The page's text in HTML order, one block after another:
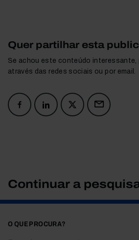
Quer partilhar esta
Se achou este conteúdo interessante,
através das redes sociais ou por email.
Continuar a
O QUE PROCURA?